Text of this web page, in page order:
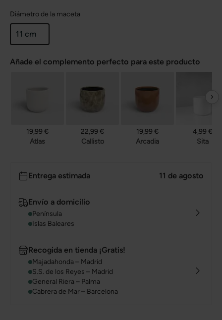
Diámetro de la maceta
11 cm
Añade el complemento perfecto para este producto
19,99 €
Atlas
22,99 €
Callisto
19,99 €
Arcadia
4,99 €
Sita
Entrega estimada 11 de agosto
Envío a domicilio
Península
Islas Baleares
Recogida en tienda ¡Gratis!
Majadahonda – Madrid
S.S. de los Reyes – Madrid
General Riera – Palma
Cabrera de Mar – Barcelona